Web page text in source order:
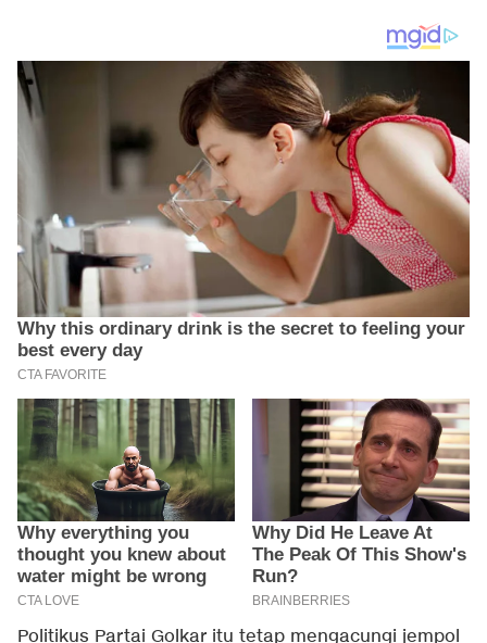
Politikus Partai Golkar itu tetap mengacungi jempol